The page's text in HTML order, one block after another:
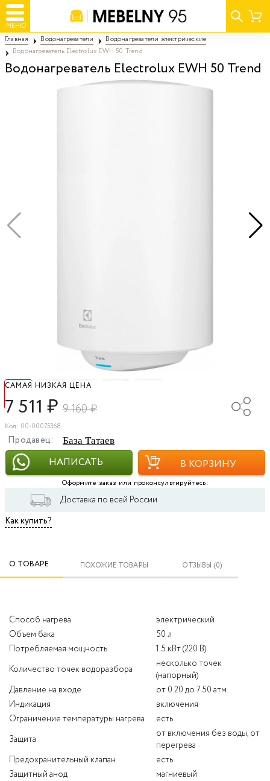
МЕНЮ
Главная Водонагреватели
Водонагреватели электрические
Водонагреватель Electrolux EWH 50 Trend
Водонагреватель Electrolux EWH 50 Trend
САМАЯ НИЗКАЯ ЦЕНА
7 511₽ 9 160₽
Код: 00-00075368
Продавец: База Татаев
НАПИСАТЬ В КОРЗИНУ
Оформите заказ или проконсультируйтесь:
Доставка по всей России
Как купить?
О ТОВАРЕ ПОХОЖИЕ ТОВАРЫ ОТЗЫВЫ (0)
Способ нагрева
электрический
Объем бака
50 л
Потребляемая мощность
1.5 кВт (220 В)
Количество точек водоразбора
несколько точек
(напорный)
Давление на входе
от 0.20 до 7.50 атм.
Индикация
включения
Ограничение температуры нагрева
есть
Защита
от включения без воды, от
перегрева
Предохранительный клапан
есть
Защитный анод
магниевый